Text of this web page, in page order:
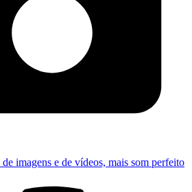
imagens e de vídeos, mais som perfeito